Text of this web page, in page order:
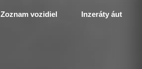
Zoznam vozidiel Inzeráty áut